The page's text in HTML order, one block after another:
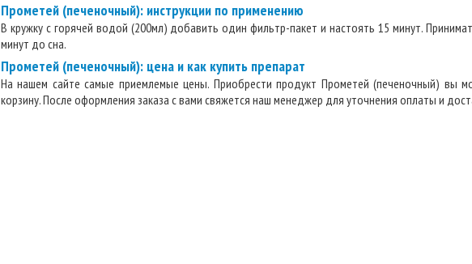
Прометей (печеночный): инструкции по применению
В кружку с горячей водой (200мл) добавить один фильтр-пакет и настоять 15 минут.
минут до сна.
Прометей (печеночный): цена и как купить препарат
На нашем сайте самые приемлемые цены. Приобрести продукт Прометей (печеночный) вы
корзину. После оформления заказа с вами свяжется наш менеджер для уточнения оплаты и